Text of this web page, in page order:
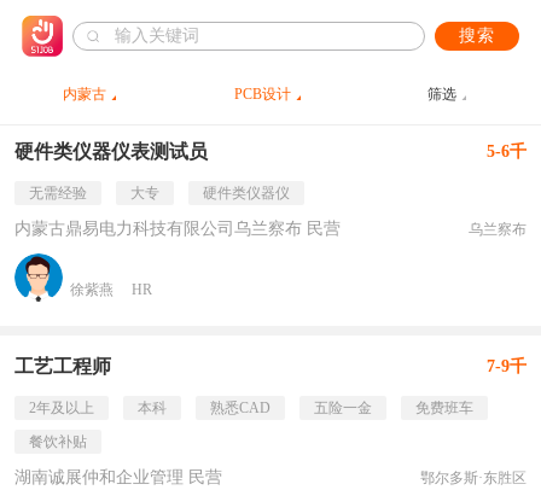
搜索
内蒙古 PCB设计 筛选
硬件类仪器仪表测试员 5-6千
无需经验 大专 硬件类仪器仪
内蒙古鼎易电力科技有限公司乌兰察布 民营 乌兰察布
徐紫燕 HR
工艺工程师 7-9千
2年及以上 本科 熟悉CAD 五险一金
免费班车
餐饮补贴
湖南诚展仲和企业管理 民营 鄂尔多斯·东胜区